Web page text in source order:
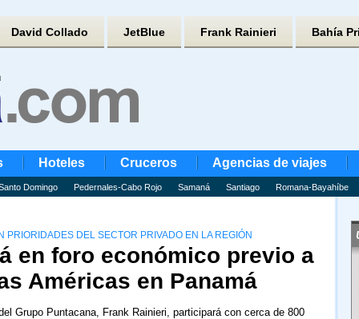
David Collado JetBlue Frank Rainieri Bahía
Hoteles Cruceros Agencias de viajes
Domingo Pedernales-Cabo Rojo Samaná Santiago Romana-Bayahíbe
DEL SECTOR PRIVADO EN LA REGIÓN
en foro económico previo a
Américas en Panamá
Grupo Puntacana, Frank Rainieri, participará con cerca de 800